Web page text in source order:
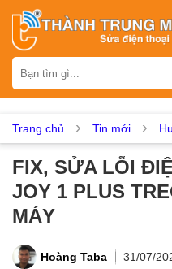
iPhone
Asus Sony
Dịch vụ sửa
Thay mic Thay
Trang chủ Tin mới
FIX, SỬA LỖI
JOY 1 PLUS
MÁY
Hoàng Taba 31/07/